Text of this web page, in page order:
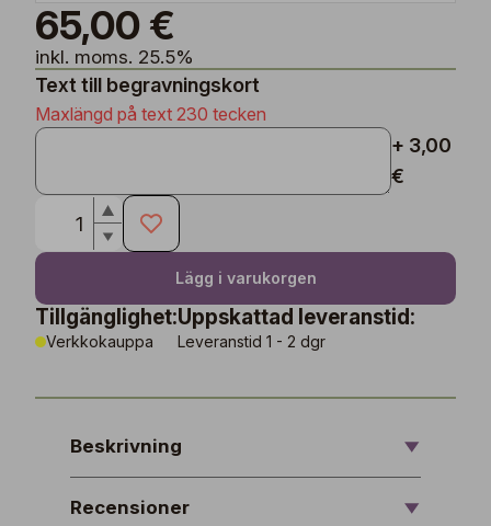
65,00 €
inkl. moms. 25.5%
Text till begravningskort
Maxlängd på text 230 tecken
+ 3,00
€
Lägg i varukorgen
Tillgänglighet:
Verkkokauppa
Uppskattad leveranstid:
Leveranstid 1 - 2 dgr
Beskrivning
Recensioner